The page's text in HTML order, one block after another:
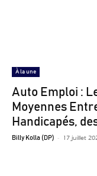
À la une
Auto Emploi :
Moyennes
Handicapés,
Billy Kolla (DP) - 17 juillet